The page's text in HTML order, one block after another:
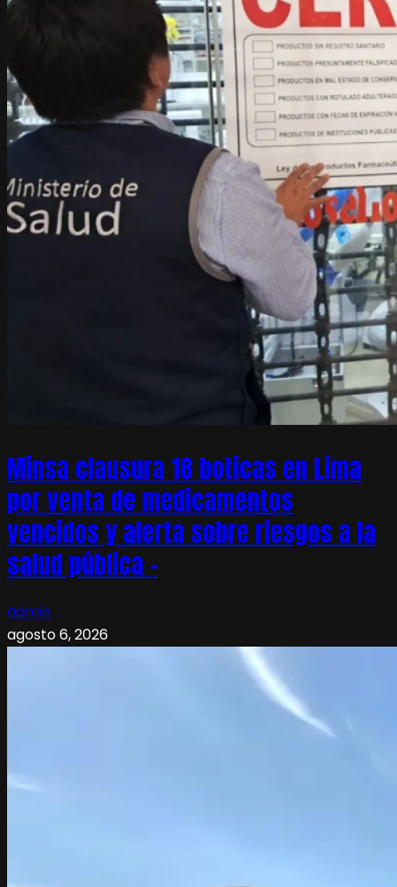
Minsa clausura 18 boticas en Lima
por venta de medicamentos
vencidos y alerta sobre riesgos a la
salud pública –
admin
agosto 6, 2026